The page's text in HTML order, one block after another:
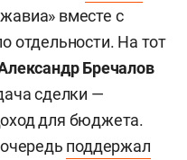
вместе с
отдельности. На тот
Бречалов
сделки —
для бюджета.
поддержал